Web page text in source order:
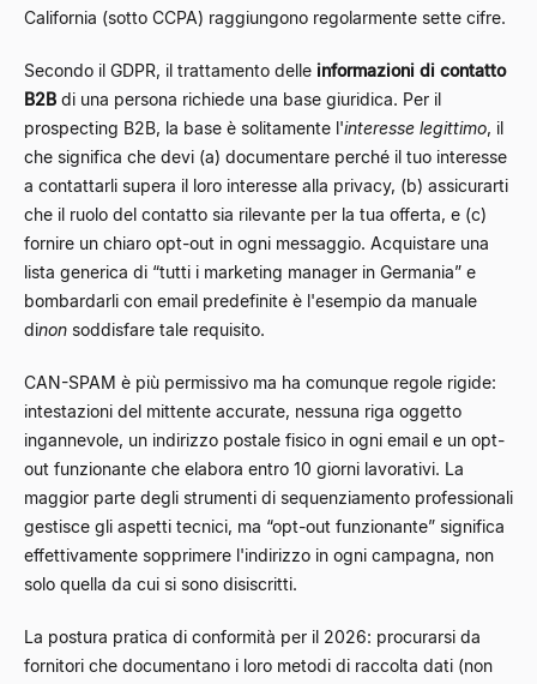
California (sotto CCPA) raggiungono regolarmente sette cifre.
Secondo il GDPR, il trattamento delle informazioni di contatto
B2B di una persona richiede una base giuridica. Per il
prospecting B2B, la base è solitamente l'interesse legittimo, il
che significa che devi (a) documentare perché il tuo interesse
a contattarli supera il loro interesse alla privacy, (b) assicurarti
che il ruolo del contatto sia rilevante per la tua offerta, e (c)
fornire un chiaro opt-out in ogni messaggio. Acquistare una
lista generica di “tutti i marketing manager in Germania” e
bombardarli con email predefinite è l'esempio da manuale
dinon soddisfare tale requisito.
CAN-SPAM è più permissivo ma ha comunque regole rigide:
intestazioni del mittente accurate, nessuna riga oggetto
ingannevole, un indirizzo postale fisico in ogni email e un opt-
out funzionante che elabora entro 10 giorni lavorativi. La
maggior parte degli strumenti di sequenziamento professionali
gestisce gli aspetti tecnici, ma “opt-out funzionante” significa
effettivamente sopprimere l'indirizzo in ogni campagna, non
solo quella da cui si sono disiscritti.
La postura pratica di conformità per il 2026: procurarsi da
fornitori che documentano i loro metodi di raccolta dati (non